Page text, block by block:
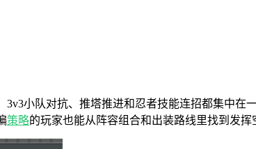
小队对抗、推塔推进和忍者技能连招都集中
策略的玩家也能从阵容组合和出装路线里找到发挥